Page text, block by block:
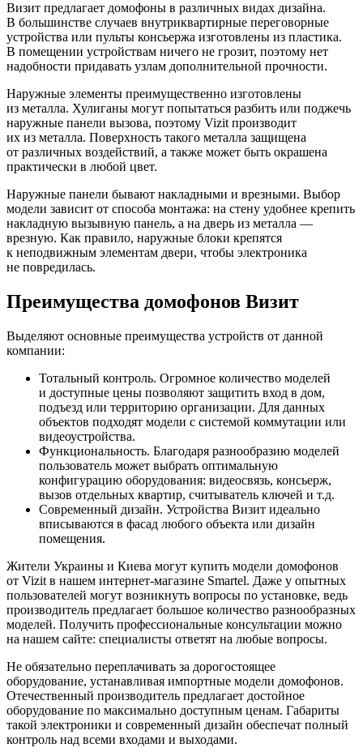
Визит предлагает домофоны в различных видах дизайна.
В большинстве случаев внутриквартирные переговорные
устройства или пульты консьержа изготовлены из пластика.
В помещении устройствам ничего не грозит, поэтому нет
надобности придавать узлам дополнительной прочности.
Наружные элементы преимущественно изготовлены
из металла. Хулиганы могут попытаться разбить или поджечь
наружные панели вызова, поэтому Vizit производит
их из металла. Поверхность такого металла защищена
от различных воздействий, а также может быть окрашена
практически в любой цвет.
Наружные панели бывают накладными и врезными. Выбор
модели зависит от способа монтажа: на стену удобнее крепить
накладную вызывную панель, а на дверь из металла —
врезную. Как правило, наружные блоки крепятся
к неподвижным элементам двери, чтобы электроника
не повредилась.
Преимущества домофонов Визит
Выделяют основные преимущества устройств от данной
компании:
Тотальный контроль. Огромное количество моделей
и доступные цены позволяют защитить вход в дом,
подъезд или территорию организации. Для данных
объектов подходят модели с системой коммутации или
видеоустройства.
Функциональность. Благодаря разнообразию моделей
пользователь может выбрать оптимальную
конфигурацию оборудования: видеосвязь, консьерж,
вызов отдельных квартир, считыватель ключей и т.д.
Современный дизайн. Устройства Визит идеально
вписываются в фасад любого объекта или дизайн
помещения.
Жители Украины и Киева могут купить модели домофонов
от Vizit в нашем интернет-магазине Smartel. Даже у опытных
пользователей могут возникнуть вопросы по установке, ведь
производитель предлагает большое количество разнообразных
моделей. Получить профессиональные консультации можно
на нашем сайте: специалисты ответят на любые вопросы.
Не обязательно переплачивать за дорогостоящее
оборудование, устанавливая импортные модели домофонов.
Отечественный производитель предлагает достойное
оборудование по максимально доступным ценам. Габариты
такой электроники и современный дизайн обеспечат полный
контроль над всеми входами и выходами.